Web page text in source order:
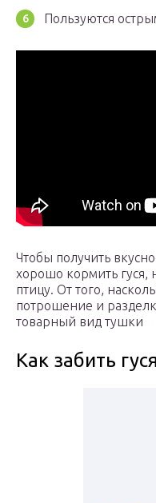
Пользуются
Чтобы получить
хорошо кормить гуся,
птицу. От того,
потрошение и
товарный вид тушки
Как забить